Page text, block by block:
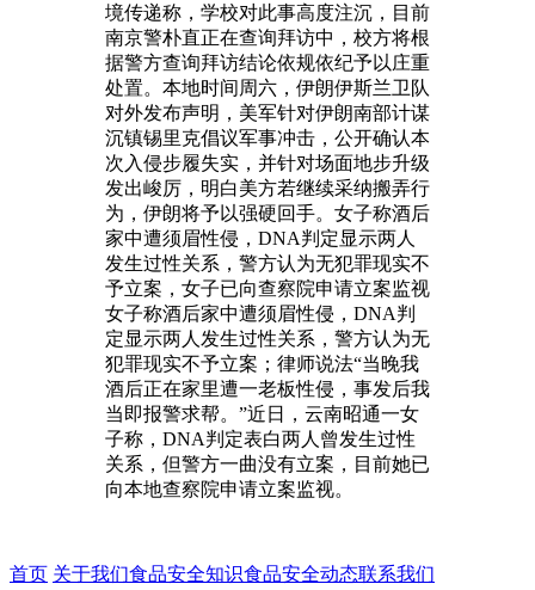
境传递称，学校对此事高度注沉，目前
南京警朴直正在查询拜访中，校方将根
据警方查询拜访结论依规依纪予以庄重
处置。本地时间周六，伊朗伊斯兰卫队
对外发布声明，美军针对伊朗南部计谋
沉镇锡里克倡议军事冲击，公开确认本
次入侵步履失实，并针对场面地步升级
发出峻厉，明白美方若继续采纳搬弄行
为，伊朗将予以强硬回手。女子称酒后
家中遭须眉性侵，DNA判定显示两人
发生过性关系，警方认为无犯罪现实不
予立案，女子已向查察院申请立案监视
女子称酒后家中遭须眉性侵，DNA判
定显示两人发生过性关系，警方认为无
犯罪现实不予立案；律师说法“当晚我
酒后正在家里遭一老板性侵，事发后我
当即报警求帮。”近日，云南昭通一女
子称，DNA判定表白两人曾发生过性
关系，但警方一曲没有立案，目前她已
向本地查察院申请立案监视。
首页 关于我们食品安全知识食品安全动态联系我们